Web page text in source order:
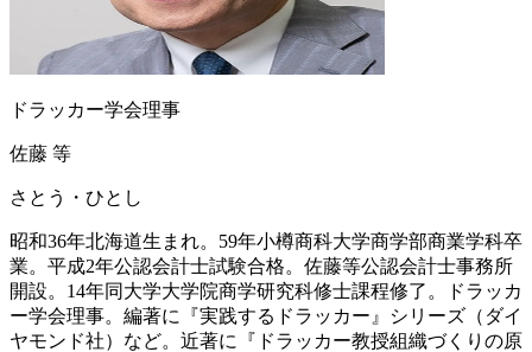
ドラッカー学会理事
佐藤 等
さとう・ひとし
昭和36年北海道生まれ。59年小樽商科大学商学部商業学科卒
業。平成2年公認会計士試験合格。佐藤等公認会計士事務所
開設。14年同大学大学院商学研究科修士課程修了。ドラッカ
ー学会理事。編著に『実践するドラッカー』シリーズ（ダイ
ヤモンド社）など。近著に『ドラッカー教授組織づくりの原